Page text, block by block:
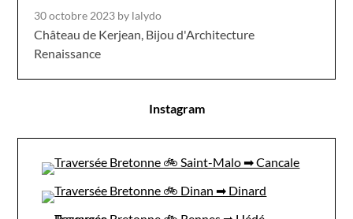
30 octobre 2023 by lalydo
Château de Kerjean, Bijou d'Architecture
Renaissance
Instagram